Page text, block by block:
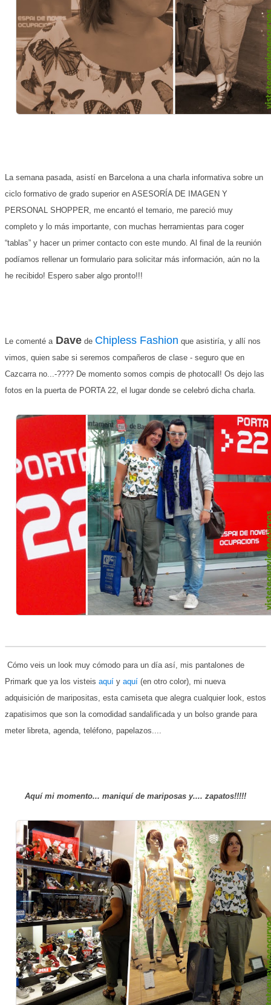
La semana pasada, asistí en Barcelona a una charla informativa sobre un
ciclo formativo de grado superior en ASESORÍA DE IMAGEN Y
PERSONAL SHOPPER, me encantó el temario, me pareció muy
completo y lo más importante, con muchas herramientas para coger
“tablas” y hacer un primer contacto con este mundo. Al final de la reunión
podíamos rellenar un formulario para solicitar más información, aún no la
he recibido! Espero saber algo pronto!!!
Le comenté a Dave de Chipless Fashion que asistiría, y allí nos
vimos, quien sabe si seremos compañeros de clase - seguro que en
Cazcarra no...-???? De momento somos compis de photocall! Os dejo las
fotos en la puerta de PORTA 22, el lugar donde se celebró dicha charla.
Cómo veis un look muy cómodo para un día así, mis pantalones de
Primark que ya los visteis aquí y aquí (en otro color), mi nueva
adquisición de maripositas, esta camiseta que alegra cualquier look, estos
zapatisimos que son la comodidad sandalificada y un bolso grande para
meter libreta, agenda, teléfono, papelazos....
Aquí mi momento... maniquí de mariposas y.... zapatos!!!!!